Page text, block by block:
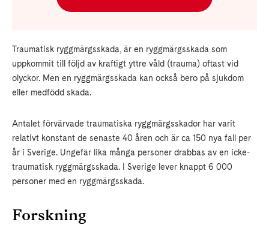
Traumatisk ryggmärgsskada, är en ryggmärgsskada som
uppkommit till följd av kraftigt yttre våld (trauma) oftast vid
olyckor. Men en ryggmärgsskada kan också bero på sjukdom
eller medfödd skada.
Antalet förvärvade traumatiska ryggmärgsskador har varit
relativt konstant de senaste 40 åren och är ca 150 nya fall per
år i Sverige. Ungefär lika många personer drabbas av en icke-
traumatisk ryggmärgsskada. I Sverige lever knappt 6 000
personer med en ryggmärgsskada.
Forskning